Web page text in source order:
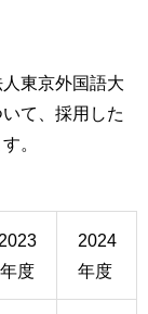
東京外国語大
て、採用した
。
年度
2024
年度